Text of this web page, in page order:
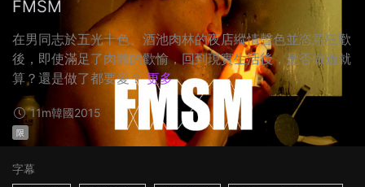
FMSM
在男同志於五光十色、酒池肉林的夜店縱情聲色並恣意狂歡
後，即使滿足了肉體的歡愉，回到現實生活後，是否做過就
算？還是做了都要愛？ 更多
11m韓國2015
限
字幕